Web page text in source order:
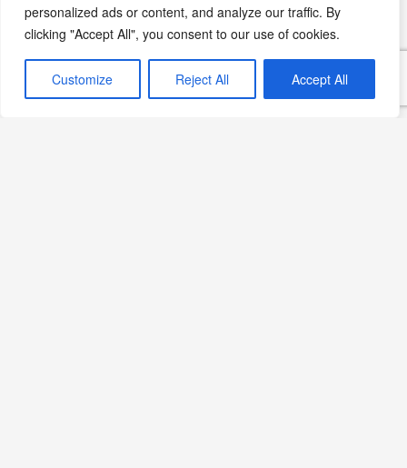
personalized ads or content, and analyze our traffic. By
clicking "Accept All", you consent to our use of cookies.
Customize Reject All Accept All
Yazdır
PDF
eBook